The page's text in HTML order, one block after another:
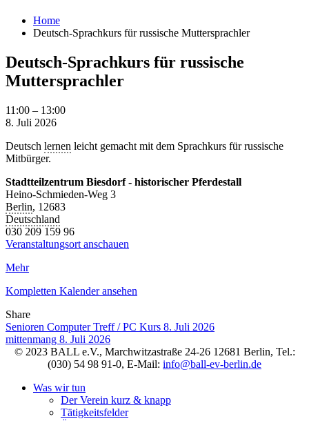
Home
Deutsch-Sprachkurs für russische Muttersprachler
Deutsch-Sprachkurs für russische
Muttersprachler
Deutsch-
Sprachkurs
russische
Muttersprachler
11:00 – 13:00
8. Juli 2026
Deutsch lernen leicht gemacht mit dem Sprachkurs für russische
Mitbürger.
Stadtteilzentrum Biesdorf - historischer Pferdestall
Heino-Schmieden-Weg 3
Berlin, 12683
Deutschland
030 209 159 96
Veranstaltungsort anschauen
Mehr
Kompletten Kalender ansehen
Share
Facebook
Twitter
LinkedIn
Pinterest
Stumbleupon
Email
Senioren Computer Treff / PC Kurs 8. Juli 2026
mittenmang 8. Juli 2026
© 2023 BALL e.V., Marchwitzastraße 24-26 12681 Berlin, Tel.:
(030) 54 98 91-0, E-Mail: info@ball-ev-berlin.de
Was wir tun
Der Verein kurz & knapp
Tätigkeitsfelder